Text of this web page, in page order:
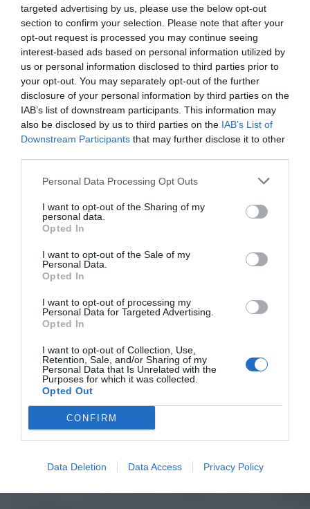
targeted advertising by us, please use the below opt-out
section to confirm your selection. Please note that after your
opt-out request is processed you may continue seeing
interest-based ads based on personal information utilized by
us or personal information disclosed to third parties prior to
your opt-out. You may separately opt-out of the further
disclosure of your personal information by third parties on the
IAB’s list of downstream participants. This information may
also be disclosed by us to third parties on the IAB’s List of
Downstream Participants that may further disclose it to other
Personal Data Processing Opt Outs
I want to opt-out of the Sharing of my
personal data.
Opted In
I want to opt-out of the Sale of my
Personal Data.
Opted In
I want to opt-out of processing my
Personal Data for Targeted Advertising.
Opted In
I want to opt-out of Collection, Use,
Retention, Sale, and/or Sharing of my
Personal Data that Is Unrelated with the
Purposes for which it was collected.
Opted Out
CONFIRM
Data Deletion Data Access Privacy Policy